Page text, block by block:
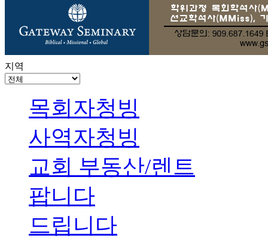
지역
목회자청빙
사역자청빙
교회 부동산/렌트
팝니다
드립니다